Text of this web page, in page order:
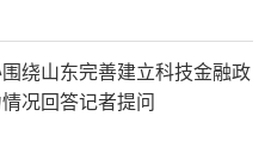
绕山东完善建立科技金融政
况回答记者提问